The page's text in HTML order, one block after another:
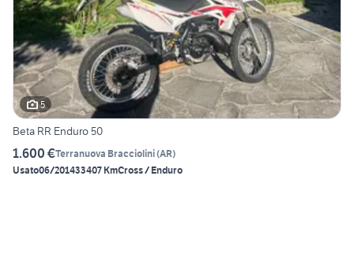
5
Beta RR Enduro 50
1.600 €Terranuova Bracciolini(AR)
Usato06/201433407 KmCross / Enduro